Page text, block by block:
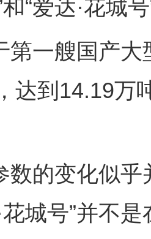
“爱达·花城
艘国产大型
达到14.19万
的变化似乎
花城号”并不